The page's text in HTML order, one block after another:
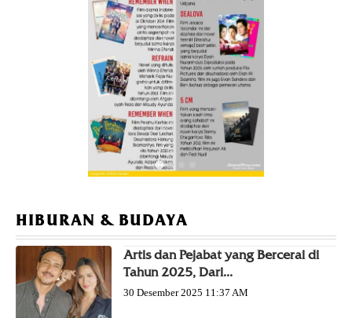
Febrie Adriansyah Pamer Tak Pakai Rompi KPK
usai Tiba di Rutan KPK
00:51
HIBURAN & BUDAYA
Artis dan Pejabat yang Bercerai di
Tahun 2025, Dari...
30 Desember 2025 11:37 AM